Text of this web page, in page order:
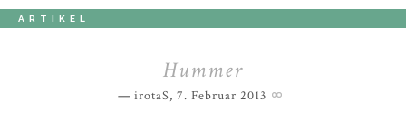
ARTIKEL
Hummer
irotaS, 7. Februar 2013